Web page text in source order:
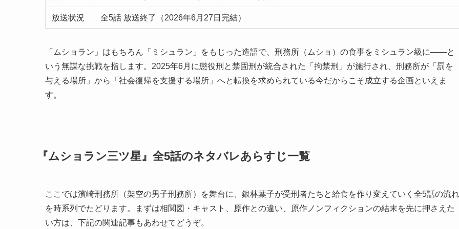
放送状況 全5話 放送終了（2026年6月27日完結）
「ムショラン」はもちろん「ミシュラン」をもじった造語で、刑務所（ムショ）の食事をミシュラン級に——と
いう無謀な挑戦を指します。2025年6月に懲役刑と禁固刑が統合された「拘禁刑」が施行され、刑務所が「罰を
与える場所」から「社会復帰を支援する場所」へと転換を求められている今だからこそ成立する企画といえま
す。
『ムショラン三ツ星』全5話のネタバレあらすじ一覧
ここでは濱崎刑務所（架空の男子刑務所）を舞台に、銀林葉子が受刑者たちと給食を作り変えていく全5話の流れ
を時系列でたどります。まずは相関図・キャスト、原作との違い、原作ノンフィクションの結末を先に押さえた
い方は、下記の関連記事もあわせてどうぞ。